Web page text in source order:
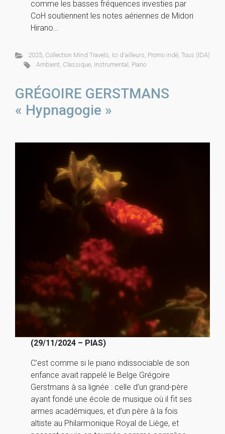
comme les basses fréquences investies par
CoH soutiennent les notes aériennes de Midori
Hirano…
2025, Collection Mind Travels, Ici d'ailleurs, Promo indé, Tous (IDA)
Ambient, Classique, Instrumental , Piano
GRÉGOIRE GERSTMANS
« Hypnagogie »
(29/11/2024 – PIAS)
C’est comme si le piano indissociable de son
enfance avait rappelé le Belge Grégoire
Gerstmans à sa lignée : celle d’un grand-père
ayant fondé une école de musique où il fit ses
armes académiques, et d’un père à la fois
altiste au Philarmonique Royal de Liège, et